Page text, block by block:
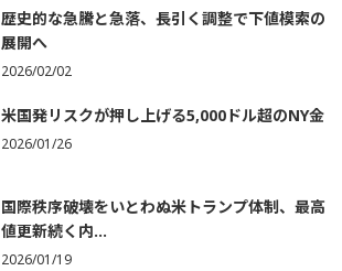
歴史的な急騰と急落、長引く調整で下値模索の
展開へ
2026/02/02
米国発リスクが押し上げる5,000ドル超のNY金
2026/01/26
国際秩序破壊をいとわぬ米トランプ体制、最高
値更新続く内...
2026/01/19